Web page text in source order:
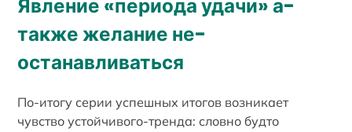
Явление «периода удачи» а-
также желание не-
останавливаться
По-итогу серии успешных итогов возникает
чувство устойчивого-тренда: словно будто